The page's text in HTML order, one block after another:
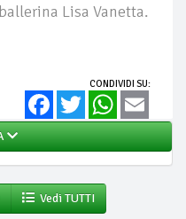
Lisa Vanetta.
CONDIVIDI SU:
FacebookTwitter WhatsApp
Vedi TUTTI